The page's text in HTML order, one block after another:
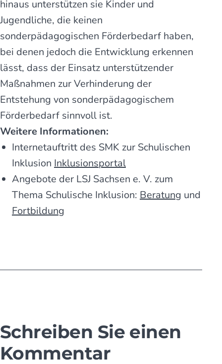
hinaus unterstützen sie Kinder und
Jugendliche, die keinen
sonderpädagogischen Förderbedarf haben,
bei denen jedoch die Entwicklung erkennen
lässt, dass der Einsatz unterstützender
Maßnahmen zur Verhinderung der
Entstehung von sonderpädagogischem
Förderbedarf sinnvoll ist.
Weitere Informationen:
Internetauftritt des SMK zur Schulischen
Inklusion Inklusionsportal
Angebote der LSJ Sachsen e. V. zum
Thema Schulische Inklusion: Beratung und
Fortbildung
Schreiben Sie einen
Kommentar